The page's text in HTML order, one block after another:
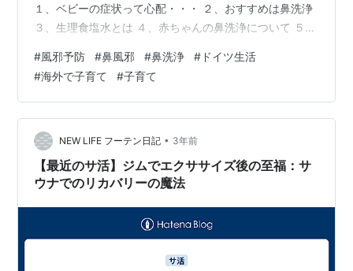
１、ベビーの症状って心配・・・ ２、おすすめは鼻洗浄
３、生理食塩水とは ４、赤ちゃんの鼻洗浄について ５、
◯◯はNG！ ７、まとめ １、ベビーの症状って心
配・・・ ２、おすすめは鼻洗浄 ３、生理食塩水とは
４、赤ちゃんの鼻洗浄について ５、塩と水で作る自家製
生理食塩水の作り方 ６、ドイツで◯◯はNG！ ７、まと
め インスタの投稿もよろしくね！
#風邪予防 #鼻風邪 #鼻洗浄 # ドイツ生活
#海外で子育て #子育て
NEW LIFE フーテン日記 • 3年前
【最近のサ活】ジムでエクササイズ後の至福：サ
ウナでのリカバリーの魔法